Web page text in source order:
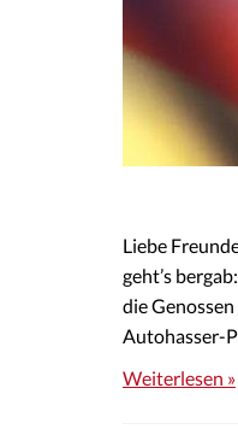
Liebe
geht’s
die
Autohasser-
Weiterlesen »